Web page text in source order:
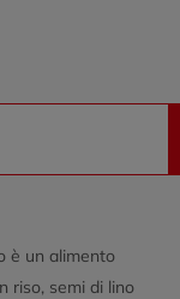
è un alimento
riso, semi di lino